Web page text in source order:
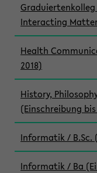
Interacting
Health
2018)
History,
(Einschreibung bis
Informatik / B.Sc.
Informatik / Ba